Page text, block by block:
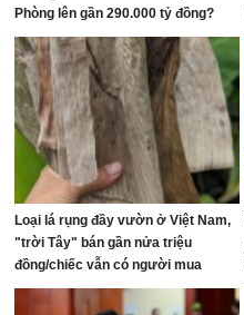
Phòng lên gần 290.000 tỷ đồng?
Loại lá rụng đầy vườn ở Việt Nam,
"trời Tây" bán gần nửa triệu
đồng/chiếc vẫn có người mua